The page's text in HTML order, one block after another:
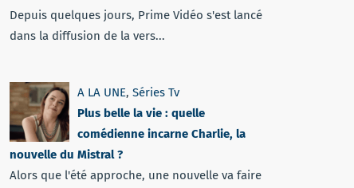
Depuis quelques jours, Prime Vidéo s'est lancé
dans la diffusion de la vers...
A LA UNE, Séries Tv
Plus belle la vie : quelle
comédienne incarne Charlie, la
nouvelle du Mistral ?
Alors que l'été approche, une nouvelle va faire